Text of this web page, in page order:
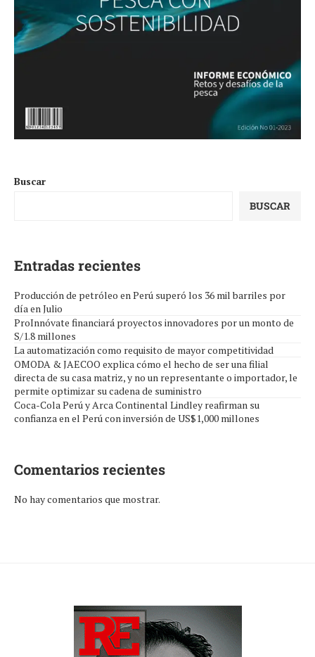
Buscar
BUSCAR
Entradas recientes
Producción de petróleo en Perú superó los 36 mil barriles por
día en Julio
ProInnóvate financiará proyectos innovadores por un monto de
S/1.8 millones
La automatización como requisito de mayor competitividad
OMODA & JAECOO explica cómo el hecho de ser una filial
directa de su casa matriz, y no un representante o importador, le
permite optimizar su cadena de suministro
Coca-Cola Perú y Arca Continental Lindley reafirman su
confianza en el Perú con inversión de US$1,000 millones
Comentarios recientes
No hay comentarios que mostrar.